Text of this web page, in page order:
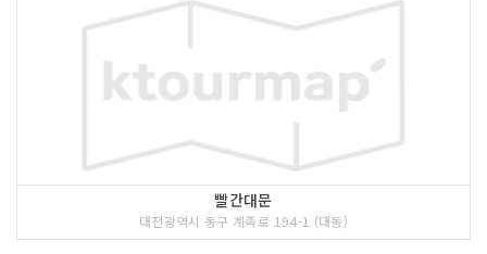
빨간대문
대전광역시 동구 계족로 194-1 (대동)